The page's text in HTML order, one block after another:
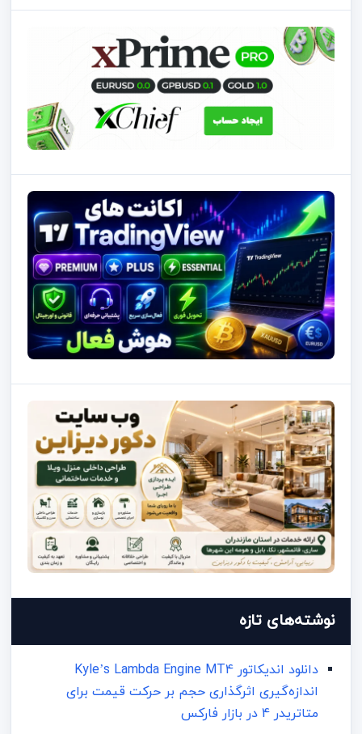
نوشته‌های تازه
دانلود اندیکاتور Kyle’s Lambda Engine MT4
اندازه‌گیری اثرگذاری حجم بر حرکت قیمت برای
متاتریدر 4 در بازار فارکس